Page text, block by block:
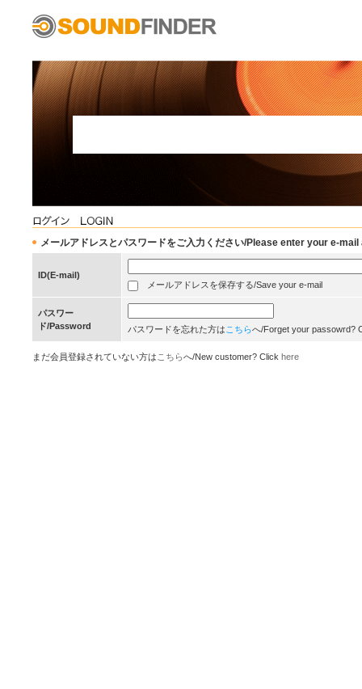
メールアドレスとパスワードをご入力ください/Please enter your e-
ID(E-mail)
メールアドレスを保存する/Save your e-mail
パスワー
ド/Password
パスワードを忘れた方は こちらへ/Forget your passowrd?
まだ会員登録されていない方は こちらへ/New customer? Click here